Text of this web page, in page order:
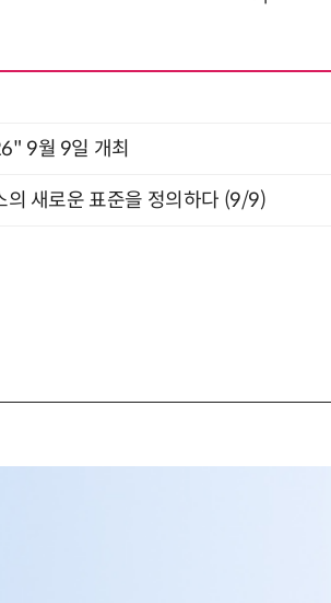
9월 9일 개최
의 새로운 표준을 정의하다 (9/9)